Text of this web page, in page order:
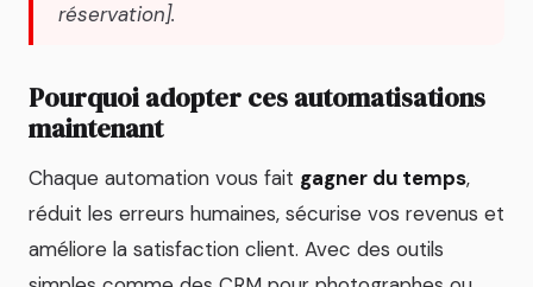
réservation].
Pourquoi adopter ces automatisations
maintenant
Chaque automation vous fait gagner du temps,
réduit les erreurs humaines, sécurise vos revenus et
améliore la satisfaction client. Avec des outils